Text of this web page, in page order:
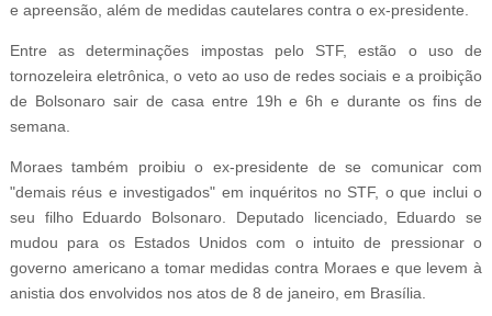
e apreensão, além de medidas cautelares contra o ex-presidente.
Entre as determinações impostas pelo STF, estão o uso de
tornozeleira eletrônica, o veto ao uso de redes sociais e a proibição
de Bolsonaro sair de casa entre 19h e 6h e durante os fins de
semana.
Moraes também proibiu o ex-presidente de se comunicar com
"demais réus e investigados" em inquéritos no STF, o que inclui o
seu filho Eduardo Bolsonaro. Deputado licenciado, Eduardo se
mudou para os Estados Unidos com o intuito de pressionar o
governo americano a tomar medidas contra Moraes e que levem à
anistia dos envolvidos nos atos de 8 de janeiro, em Brasília.